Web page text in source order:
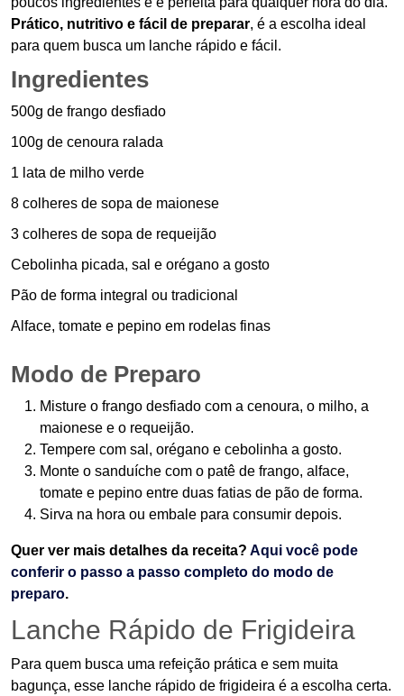
Prático, nutritivo e fácil de preparar, é a escolha ideal
para quem busca um lanche rápido e fácil.
Ingredientes
500g de frango desfiado
100g de cenoura ralada
1 lata de milho verde
8 colheres de sopa de maionese
3 colheres de sopa de requeijão
Cebolinha picada, sal e orégano a gosto
Pão de forma integral ou tradicional
Alface, tomate e pepino em rodelas finas
Modo de Preparo
Misture o frango desfiado com a cenoura, o milho, a
maionese e o requeijão.
Tempere com sal, orégano e cebolinha a gosto.
Monte o sanduíche com o patê de frango, alface,
tomate e pepino entre duas fatias de pão de forma.
Sirva na hora ou embale para consumir depois.
Quer ver mais detalhes da receita? Aqui você pode
conferir o passo a passo completo do modo de
preparo.
Lanche Rápido de Frigideira
Para quem busca uma refeição prática e sem muita
bagunça, esse lanche rápido de frigideira é a escolha certa.